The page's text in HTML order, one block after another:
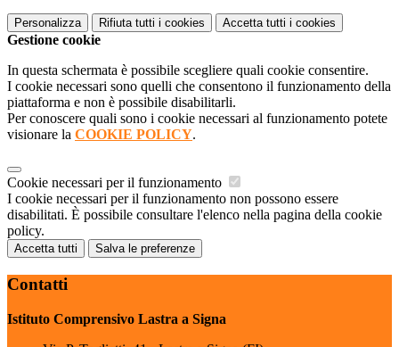
Personalizza Rifiuta tutti i cookies Accetta tutti i cookies
Gestione cookie
In questa schermata è possibile scegliere quali cookie consentire.
I cookie necessari sono quelli che consentono il funzionamento della
piattaforma e non è possibile disabilitarli.
Per conoscere quali sono i cookie necessari al funzionamento potete
visionare la COOKIE POLICY.
Cookie necessari per il funzionamento
I cookie necessari per il funzionamento non possono essere
disabilitati. È possibile consultare l'elenco nella pagina della cookie
policy.
Accetta tutti Salva le preferenze
Contatti
Istituto Comprensivo Lastra a Signa